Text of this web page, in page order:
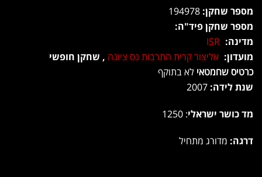
מספר שחקן:
מספר שחקן פיד"ה:
מדינה: ISR
מועדון: אליצור קרית התרבות נס ציונה , שחקן חופשי
כרטיס שחמטאי לא בתוקף
שנת לידה:
מד כושר ישראלי: 1250
דרגה: מדורג מתחיל